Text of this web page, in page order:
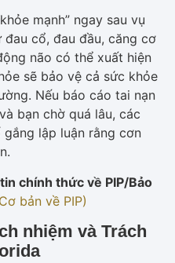
mạnh” ngay sau vụ
cổ, đau đầu, căng cơ
não có thể xuất hiện
sẽ bảo vệ cả sức khỏe
Nếu báo cáo tai nạn
bạn chờ quá lâu, các
lập luận rằng cơn
chính thức về PIP/Bảo
bản về PIP)
nhiệm và Trách